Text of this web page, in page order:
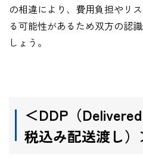
の相違により、費用負担やリ
る可能性があるため双方の認
しょう。
＜DDP （
税込み配送渡し）